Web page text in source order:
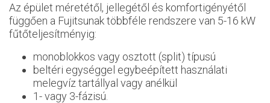
Az épület méretétől, jellegétől és komfortigényétől
függően a Fujitsunak többféle rendszere van 5-16 kW
fűtőteljesítményig:
monoblokkos vagy osztott (split) típusú
beltéri egységgel egybeépített használati
melegvíz tartállyal vagy anélkül
1- vagy 3-fázisú.